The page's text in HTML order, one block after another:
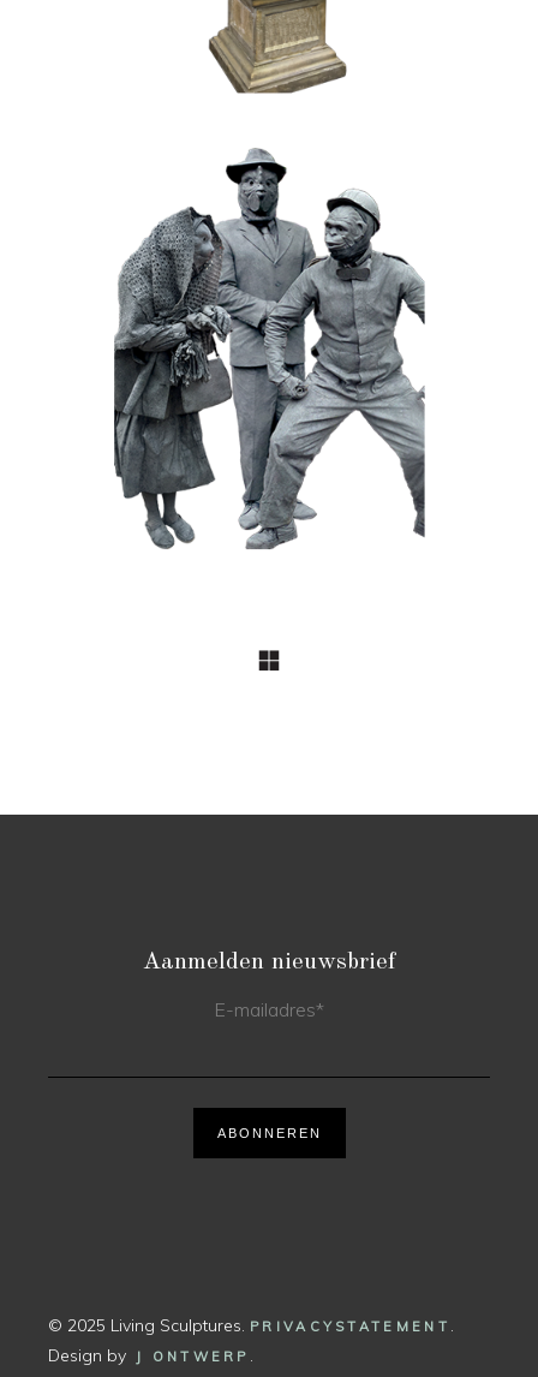
DIER FANTASY KIDS STEEN
016 Granietdieren
Aanmelden nieuwsbrief
E-mailadres*
ABONNEREN
© 2025 Living Sculptures. PRIVACYSTATEMENT .
Design by
J ONTWERP .